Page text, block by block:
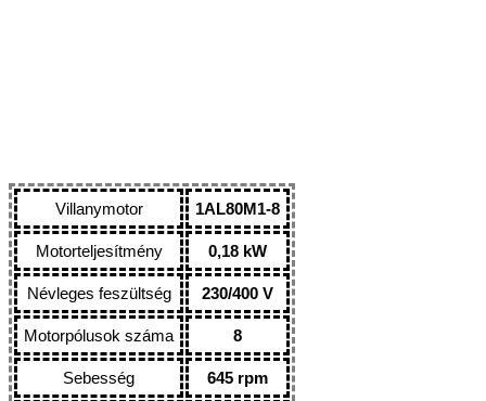
Villanymotor 1AL80M1-8
Motorteljesítmény 0,18 kW
Névleges feszültség 230/400 V
Motorpólusok száma 8
Sebesség 645 rpm